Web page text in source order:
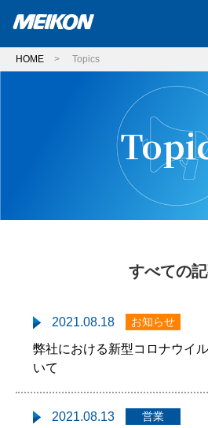
HOME > Topics
すべての
2021.08.18 お知らせ
弊社における新型コロナウイ
いて
2021.08.13 営業